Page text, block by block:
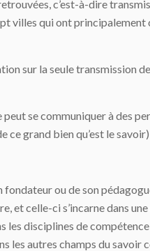
c’est-à-dire
villes qui ont
sur la seule transmission
se communiquer à des
ce grand bien qu’est le savoir)
ou de son
et celle-ci s’incarne dans
disciplines de compétence
les autres champs du